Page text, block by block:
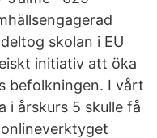
skolan i EU
initiativ att öka
befolkningen. I vårt
i årskurs 5 skulle få